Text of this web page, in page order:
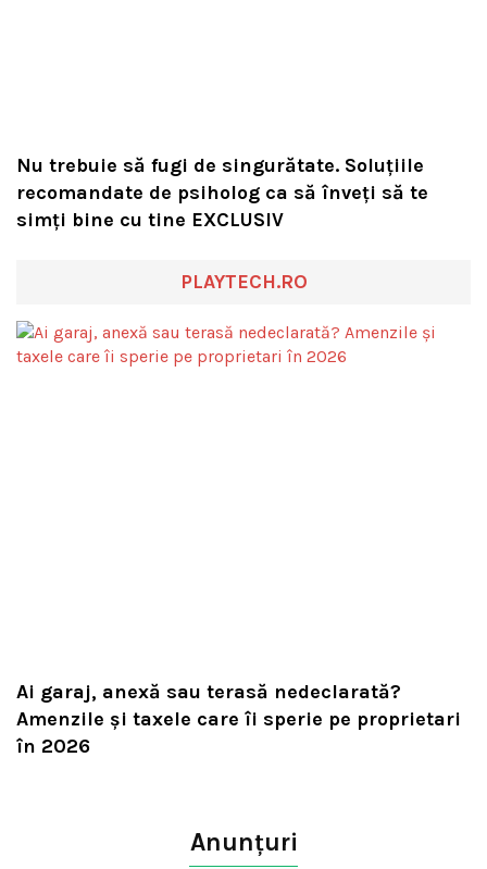
Nu trebuie să fugi de singurătate. Soluțiile
recomandate de psiholog ca să înveți să te
simți bine cu tine EXCLUSIV
PLAYTECH.RO
Ai garaj, anexă sau terasă nedeclarată?
Amenzile și taxele care îi sperie pe proprietari
în 2026
Anunțuri